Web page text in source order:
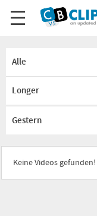
Alle
Longer
Gestern
Keine Videos gefunden!